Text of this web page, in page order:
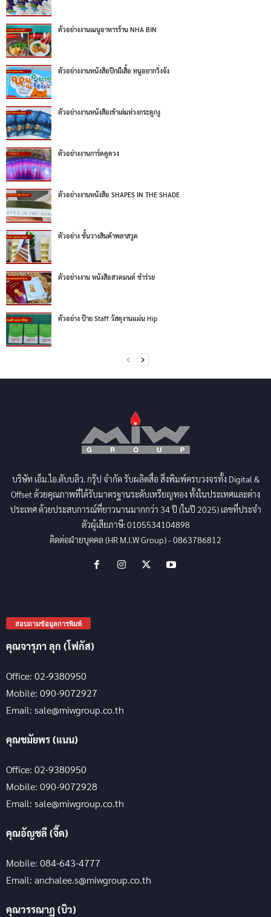
ตัวอย่างงานเมนูอาหารร้าน NHA BIN
ตัวอย่างงานหนังสือปีกผีเสื้อ หนูอยากวิ่งจัง
ตัวอย่างงานหนังสือเข้าเล่มห่วงกระดูกงู
ตัวอย่างงานการ์ดดูดวง
ตัวอย่างงานหนังสือ SHAPES IN THE SHADE
ตัวอย่าง ชั้นวางสินค้าพลาสวูด
ตัวอย่างงาน หนังสือสวดมนต์ ชำร่วย
ตัวอย่าง ป้าย Staff วัสดุงานแผ่น Hip
บริษัท เอ็ม.ไอ.ดับบลิว. กรุ๊ป จำกัด รับผลิตสื่อ สิ่งพิมพ์ครบวงจรทั้ง Digital &
Offset ด้วยคุณภาพที่ได้รับมาตรฐานระดับเหรียญทอง ทั้งในประเทศและต่าง
ประเทศ ด้วยประสบการณ์ที่ยาวนานมากกว่า 34 ปี (ในปี 2025) เลขที่ประจำ
ตัวผู้เสียภาษี: 0105534104898
ติดต่อฝ่ายบุคคล (HR M.I.W Group) - 0863786812
สอบถามข้อมูลการพิมพ์
คุณจารุภา ลุก (โฟกัส)
Office: 02-9380950
Mobile: 090-9072927
Email: sale@miwgroup.co.th
คุณชมัยพร (แนน)
Office: 02-9380950
Mobile: 090-9072928
Email: sale@miwgroup.co.th
คุณอัญชลี (จี๊ด)
Mobile: 084-643-4777
Email: anchalee.s@miwgroup.co.th
คุณวรรณาฏ (บิว)